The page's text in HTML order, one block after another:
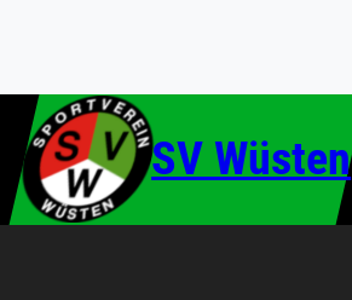
SV Wüsten